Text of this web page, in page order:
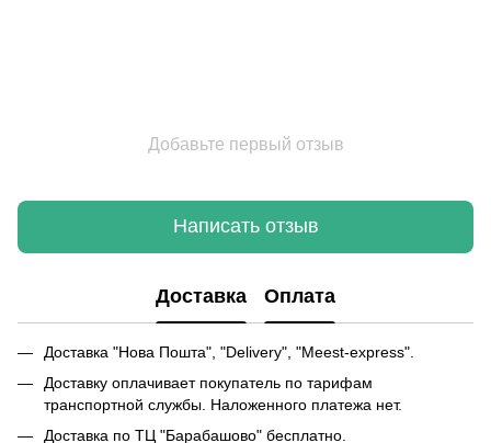
Добавьте первый отзыв
Написать отзыв
Доставка Оплата
Доставка "Нова Пошта", "Delivery", "Meest-express".
Доставку оплачивает покупатель по тарифам
транспортной службы. Наложенного платежа нет.
Доставка по ТЦ "Барабашово" бесплатно.